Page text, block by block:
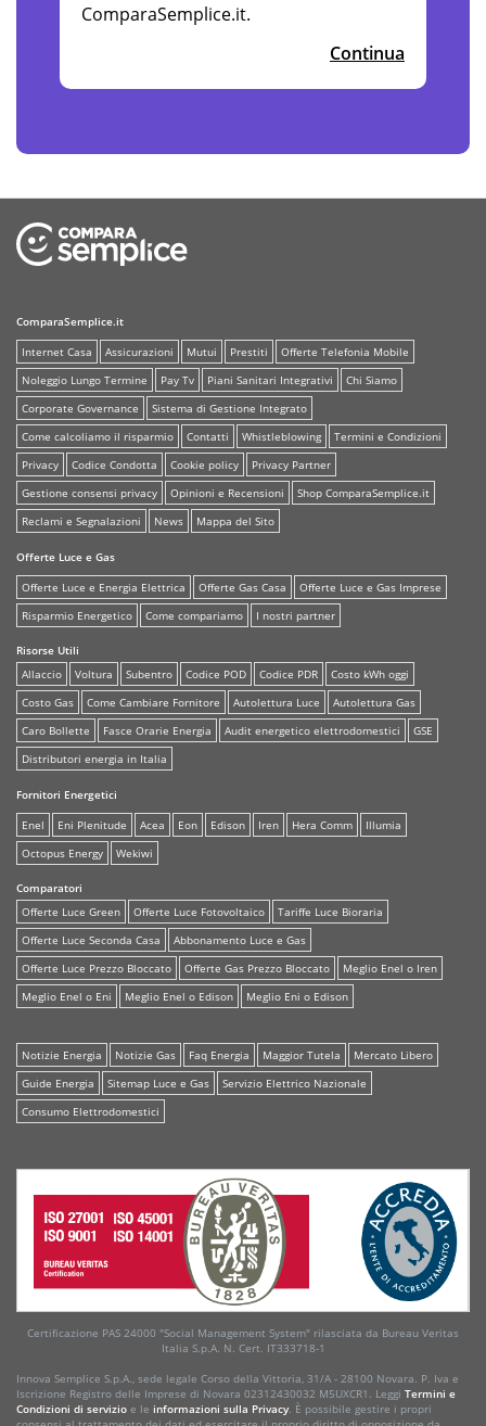
ComparaSemplice.it.
Continua
ComparaSemplice.it
Internet Casa
Assicurazioni Mutui Prestiti
Offerte Telefonia Mobile
Noleggio Lungo Termine
Pay Tv Piani Sanitari Integrativi
Chi Siamo
Corporate Governance
Sistema di Gestione Integrato
Come calcoliamo il risparmio
Contatti Whistleblowing
Termini e Condizioni
Privacy
Codice Condotta Cookie policy
Privacy Partner
Gestione consensi privacy
Opinioni e Recensioni
Shop ComparaSemplice.it
Reclami e Segnalazioni
News Mappa del Sito
Offerte Luce e Gas
Offerte Luce e Energia Elettrica
Offerte Gas Casa
Offerte Luce e Gas Imprese
Risparmio Energetico
Come compariamo I nostri partner
Risorse Utili
Allaccio
Voltura Subentro Codice POD Codice PDR
Costo kWh oggi
Costo Gas
Come Cambiare Fornitore Autolettura Luce
Autolettura Gas
Caro Bollette
Fasce Orarie Energia Audit energetico elettrodomestici
GSE
Distributori energia in Italia
Fornitori Energetici
Enel
Eni Plenitude Acea Eon Edison Iren Hera Comm
Illumia
Octopus Energy
Wekiwi
Comparatori
Offerte Luce Green
Offerte Luce Fotovoltaico
Tariffe Luce Bioraria
Offerte Luce Seconda Casa
Abbonamento Luce e Gas
Offerte Luce Prezzo Bloccato
Offerte Gas Prezzo Bloccato
Meglio Enel o Iren
Meglio Enel o Eni
Meglio Enel o Edison Meglio Eni o Edison
Notizie Energia Notizie Gas Faq Energia Maggior Tutela
Mercato Libero
Guide Energia
Sitemap Luce e Gas
Servizio Elettrico Nazionale
Consumo Elettrodomestici
Certificazione PAS 24000 "Social Management System" rilasciata da Bureau Veritas
Italia S.p.A. N. Cert. IT333718-1
Innova Semplice S.p.A., sede legale Corso della Vittoria, 31/A - 28100 Novara. P. Iva e
Iscrizione Registro delle Imprese di Novara 02312430032 M5UXCR1. Leggi Termini e
Condizioni di servizio e le informazioni sulla Privacy. È possibile gestire i propri